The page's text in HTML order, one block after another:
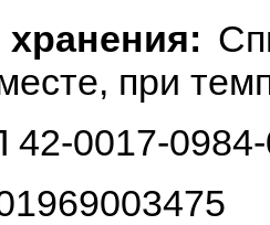
при
0017-